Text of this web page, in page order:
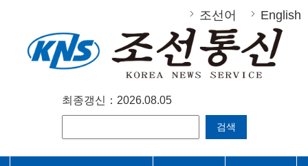
조선어 English
최종갱신：2026.08.05
검색